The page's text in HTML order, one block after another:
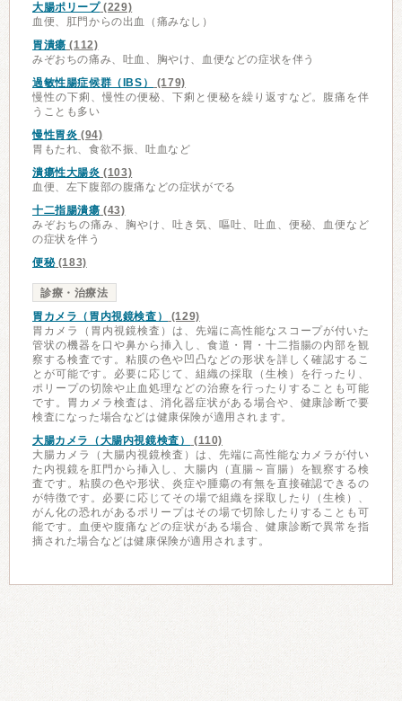
大腸ポリープ(229)
血便、肛門からの出血（痛みなし）
胃潰瘍 (112)
みぞおちの痛み、吐血、胸やけ、血便などの症状を伴う
過敏性腸症候群（IBS）
(179)
慢性の下痢、慢性の便秘、下痢と便秘を繰り返すなど。腹痛を伴
うことも多い
慢性胃炎 (94)
胃もたれ、食欲不振、吐血など
潰瘍性大腸炎 (103)
血便、左下腹部の腹痛などの症状がでる
十二指腸潰瘍 (43)
みぞおちの痛み、胸やけ、吐き気、嘔吐、吐血、便秘、血便など
の症状を伴う
便秘(183)
診療・治療法
胃カメラ（胃内視鏡検査）
(129)
胃カメラ（胃内視鏡検査）は、先端に高性能なスコープが付いた
管状の機器を口や鼻から挿入し、食道・胃・十二指腸の内部を観
察する検査です。粘膜の色や凹凸などの形状を詳しく確認するこ
とが可能です。必要に応じて、組織の採取（生検）を行ったり、
ポリープの切除や止血処理などの治療を行ったりすることも可能
です。胃カメラ検査は、消化器症状がある場合や、健康診断で要
検査になった場合などは健康保険が適用されます。
大腸カメラ（大腸内視鏡検査）
(110)
大腸カメラ（大腸内視鏡検査）は、先端に高性能なカメラが付い
た内視鏡を肛門から挿入し、大腸内（直腸～盲腸）を観察する検
査です。粘膜の色や形状、炎症や腫瘍の有無を直接確認できるの
が特徴です。必要に応じてその場で組織を採取したり（生検）、
がん化の恐れがあるポリープはその場で切除したりすることも可
能です。血便や腹痛などの症状がある場合、健康診断で異常を指
摘された場合などは健康保険が適用されます。